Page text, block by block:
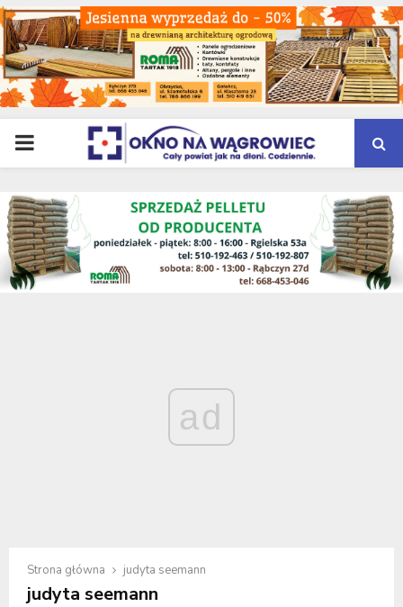
PRIMARY
MENU
ad
Strona główna judyta seemann
judyta seemann